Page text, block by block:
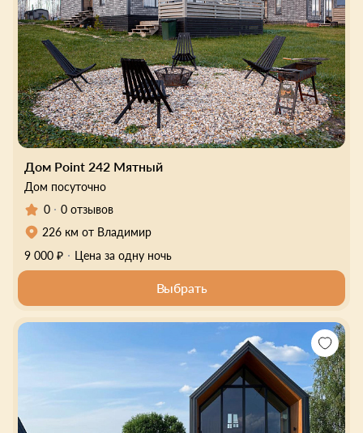
Дом Point 242 Мятный
Дом посуточно
0
0 отзывов
226 км от Владимир
9 000 ₽
Цена за одну ночь
Выбрать